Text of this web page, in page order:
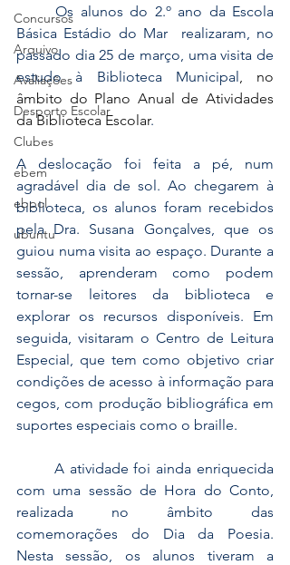
Concursos
Arquivo
Avaliações
Desporto Escolar
Clubes
ebem
ebpol
ubuntu
	Os alunos do 2.º ano da Escola
Básica Estádio do Mar  realizaram, no
passado dia 25 de março, uma visita de
estudo à Biblioteca Municipal, no
âmbito do Plano Anual de Atividades
da Biblioteca Escolar.
A deslocação foi feita a pé, num
agradável dia de sol. Ao chegarem à
biblioteca, os alunos foram recebidos
pela Dra. Susana Gonçalves, que os
guiou numa visita ao espaço. Durante a
sessão, aprenderam como podem
tornar-se leitores da biblioteca e
explorar os recursos disponíveis. Em
seguida, visitaram o Centro de Leitura
Especial, que tem como objetivo criar
condições de acesso à informação para
cegos, com produção bibliográfica em
suportes especiais como o braille.
com uma sessão de Hora do Conto,
realizada no âmbito das
comemorações do Dia da Poesia.
Nesta sessão, os alunos tiveram a